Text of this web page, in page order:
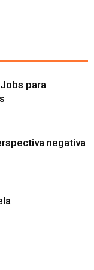
para
negativa